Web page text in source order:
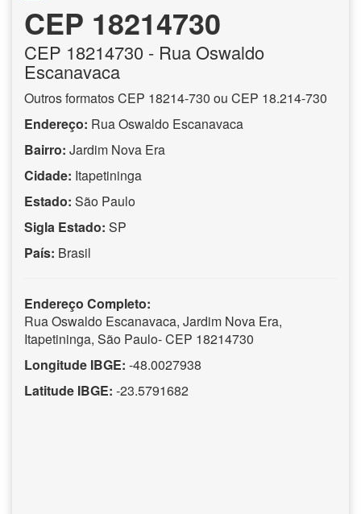
CEP 18214730
CEP 18214730 - Rua Oswaldo
Escanavaca
Outros formatos CEP 18214-730 ou CEP 18.214-730
Endereço: Rua Oswaldo Escanavaca
Bairro: Jardim Nova Era
Cidade: Itapetininga
Estado: São Paulo
Sigla Estado: SP
País: Brasil
Endereço Completo:
Rua Oswaldo Escanavaca, Jardim Nova Era,
Itapetininga, São Paulo- CEP 18214730
Longitude IBGE: -48.0027938
Latitude IBGE: -23.5791682